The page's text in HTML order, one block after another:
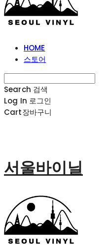
HOME
스토어
Search 검색
Log In 로그인
Cart장바구니
서울바이닐